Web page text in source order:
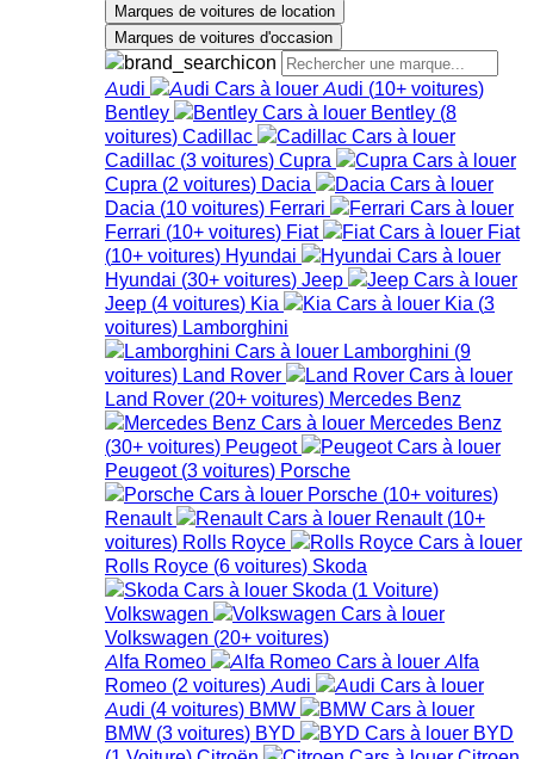
Marques de voitures de location
Marques de voitures d'occasion
Audi Audi (10+ voitures)
Bentley
Bentley (8
voitures) Cadillac
Cadillac (3 voitures) Cupra
Cupra (2 voitures) Dacia
Dacia (10 voitures) Ferrari
Ferrari (10+ voitures) Fiat
Fiat
(10+ voitures) Hyundai
Hyundai (30+ voitures) Jeep
Jeep (4 voitures) Kia Kia (3
voitures) Lamborghini
Lamborghini (9
voitures) Land Rover
Land Rover (20+ voitures) Mercedes Benz
Mercedes Benz
(30+ voitures) Peugeot
Peugeot (3 voitures) Porsche
Porsche (10+ voitures)
Renault
Renault (10+
voitures) Rolls Royce
Rolls Royce (6 voitures) Skoda
Skoda (1 Voiture)
Volkswagen
Volkswagen (20+ voitures)
Alfa Romeo
Alfa
Romeo (2 voitures) Audi
Audi (4 voitures) BMW
BMW (3 voitures) BYD
BYD